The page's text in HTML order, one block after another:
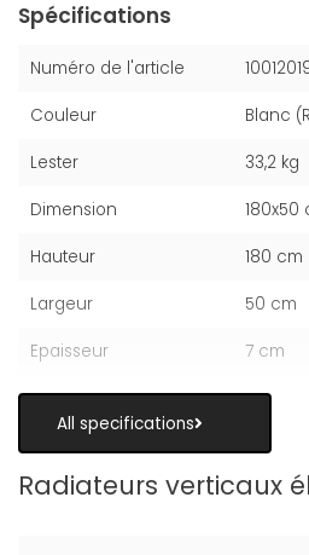
Spécifications
Numéro de l'article
Couleur Blanc
Lester 33,2 kg
Dimension 180x50
Hauteur 180 cm
Largeur 50 cm
Epaisseur 7 cm
All specifications
Radiateurs verticaux